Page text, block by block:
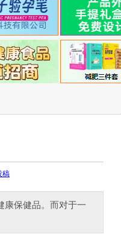
稿
康保健品。而对于一